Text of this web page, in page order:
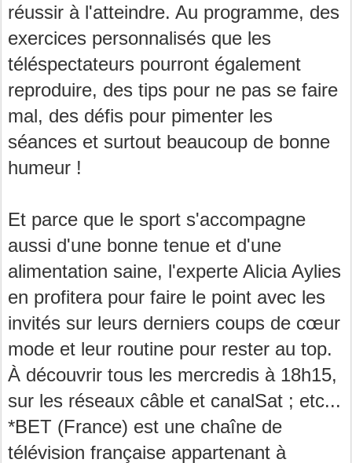
réussir à l'atteindre. Au programme, des
exercices personnalisés que les
téléspectateurs pourront également
reproduire, des tips pour ne pas se faire
mal, des défis pour pimenter les
séances et surtout beaucoup de bonne
humeur !
Et parce que le sport s'accompagne
aussi d'une bonne tenue et d'une
alimentation saine, l'experte Alicia Aylies
en profitera pour faire le point avec les
invités sur leurs derniers coups de cœur
mode et leur routine pour rester au top.
À découvrir tous les mercredis à 18h15,
sur les réseaux câble et canalSat ; etc...
*BET (France) est une chaîne de
télévision française appartenant à